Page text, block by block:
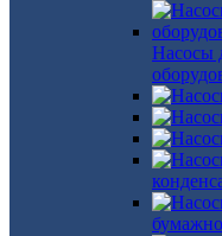
Насосы